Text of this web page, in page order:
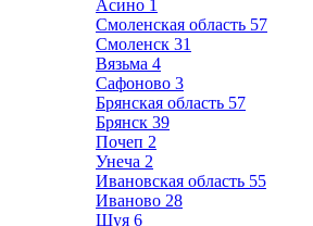
Асино 1
Смоленская область 57
Смоленск 31
Вязьма 4
Сафоново 3
Брянская область 57
Брянск 39
Почеп 2
Унеча 2
Ивановская область 55
Иваново 28
Шуя 6